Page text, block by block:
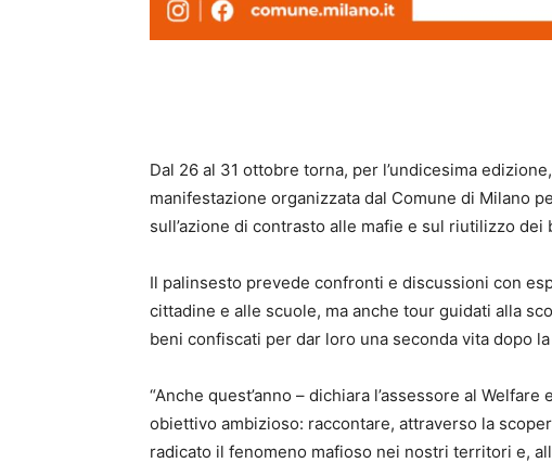
Dal 26 al 31 ottobre torna, per l’undicesima
manifestazione organizzata dal Comune di Milano
sull’azione di contrasto alle mafie e sul riutilizzo
Il palinsesto prevede confronti e discussioni con
cittadine e alle scuole, ma anche tour guidati alla
beni confiscati per dar loro una seconda vita dopo
“Anche quest’anno – dichiara l’assessore al
obiettivo ambizioso: raccontare, attraverso la
radicato il fenomeno mafioso nei nostri territori e,